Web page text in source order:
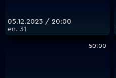
05.12.2023 / 20:00
еп. 31
50:00